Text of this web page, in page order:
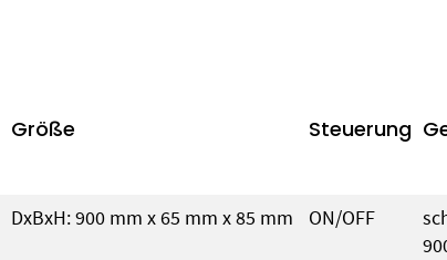
Größe Steuerung
DxBxH: 900 mm x 65 mm x 85 mm ON/OFF